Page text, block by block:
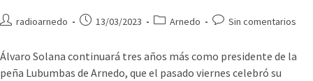
radioarnedo 13/03/2023 Arnedo Sin comentarios
Álvaro Solana continuará tres años más como presidente de la
peña Lubumbas de Arnedo, que el pasado viernes celebró su